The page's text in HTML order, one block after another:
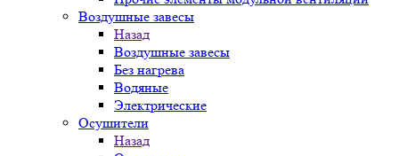
Воздушные завесы
Назад
Воздушные завесы
Без нагрева
Водяные
Электрические
Осушители
Назад